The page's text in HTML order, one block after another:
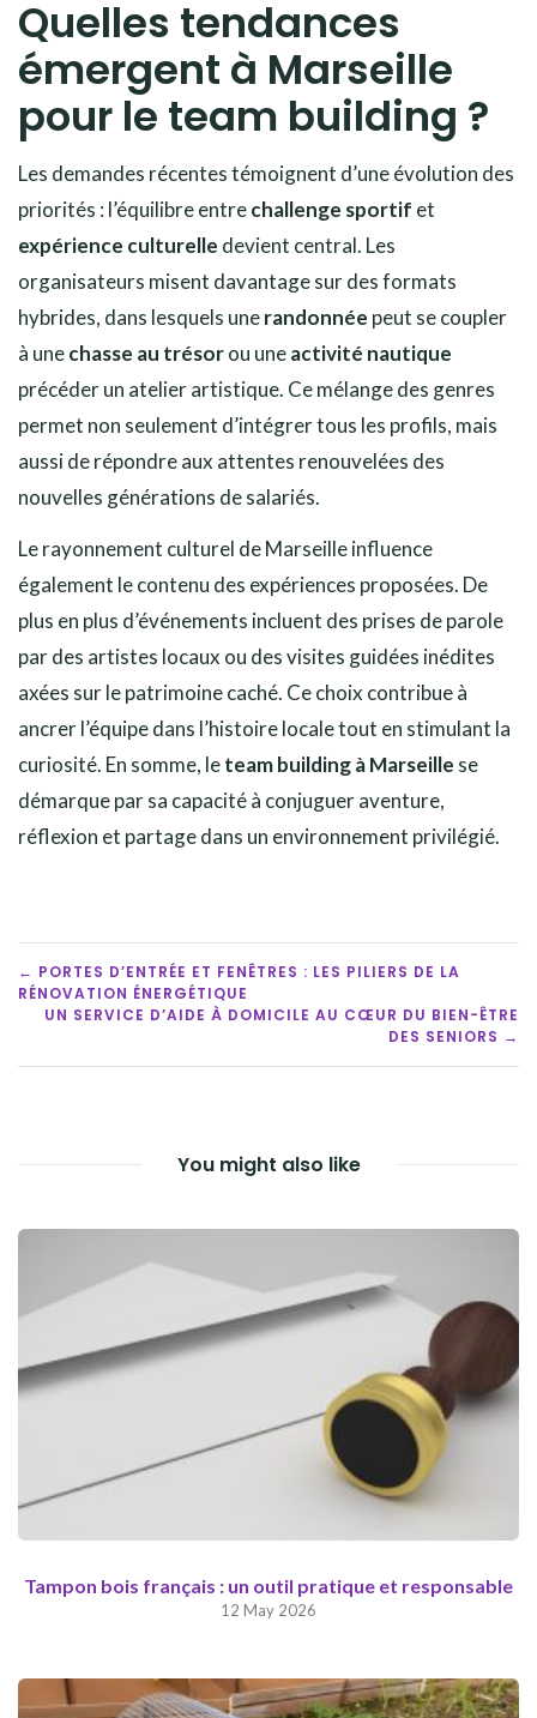
Quelles tendances
émergent à Marseille
pour le team building ?
Les demandes récentes témoignent d’une évolution des
priorités : l’équilibre entrechallenge sportif et
expérience culturelle devient central. Les
organisateurs misent davantage sur des formats
hybrides, dans lesquels unerandonnée peut se coupler
à unechasse au trésorou uneactivité nautique
précéder un atelier artistique. Ce mélange des genres
permet non seulement d’intégrer tous les profils, mais
aussi de répondre aux attentes renouvelées des
nouvelles générations de salariés.
Le rayonnement culturel de Marseille influence
également le contenu des expériences proposées. De
plus en plus d’événements incluent des prises de parole
par des artistes locaux ou des visites guidées inédites
axées sur le patrimoine caché. Ce choix contribue à
ancrer l’équipe dans l’histoire locale tout en stimulant la
curiosité. En somme, leteam building à Marseille se
démarque par sa capacité à conjuguer aventure,
réflexion et partage dans un environnement privilégié.
POST
NAVIGATION
← PORTES D’ENTRÉE ET FENÊTRES : LES PILIERS DE LA
RÉNOVATION ÉNERGÉTIQUE
UN SERVICE D’AIDE À DOMICILE AU CŒUR DU BIEN-ÊTRE
DES SENIORS →
You might also like
Tampon bois français : un outil pratique et responsable
12 May 2026